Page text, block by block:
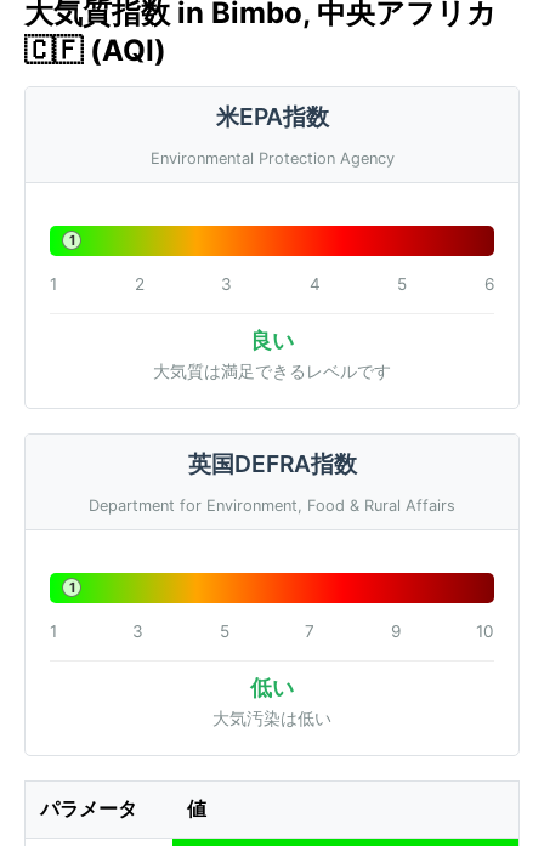
大気質指数 in Bimbo, 中央アフリカ
🇨🇫 (AQI)
米EPA指数
Environmental Protection Agency
1
1 2 3 4 5 6
良い
大気質は満足できるレベルです
英国DEFRA指数
Department for Environment, Food & Rural Affairs
1
1 3 5 7 9 10
低い
大気汚染は低い
パラメータ 値